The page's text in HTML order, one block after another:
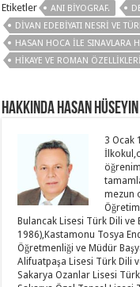
Etiketler ANI BIYOGRAF.
DIVAN EDEBIYATI NESRI VE
HASAN HOCA ILE SINAVLARA
HIKAYE VE ROMAN
Hakkında Hasan Hüseyin
3 Ocak
mezun
Bulancak Lisesi Türk Dili ve
1986),Kastamonu Tosya
Öğretmenliği ve Müdür
Alifuatpaşa Lisesi Türk Dili
Sakarya Ozanlar Lisesi